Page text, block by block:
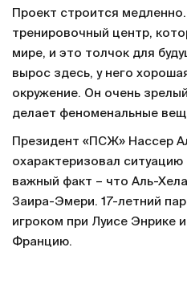
Проект строится
тренировочный центр,
мире, и это толчок для
вырос здесь, у него
окружение. Он очень
делает феноменальные
Президент «ПСЖ» Нассер
охарактеризовал ситуацию
важный факт – что Аль-
Заира-Эмери. 17-летний
игроком при Луисе Энрике
Францию.